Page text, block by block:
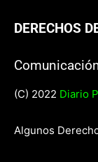
DERECHOS
(C) 2022 Diario
Algunos